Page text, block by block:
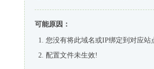
可能原因：
您没有将此域名或IP绑定到对应站
配置文件未生效!